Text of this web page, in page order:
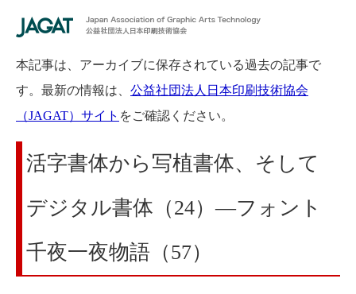
本記事は、アーカイブに保存されている過去の記事で
す。最新の情報は、 公益社団法人日本印刷技術協会
（JAGAT）サイト をご確認ください。
活字書体から写植書体、そして
デジタル書体（24）―フォント
千夜一夜物語（57）